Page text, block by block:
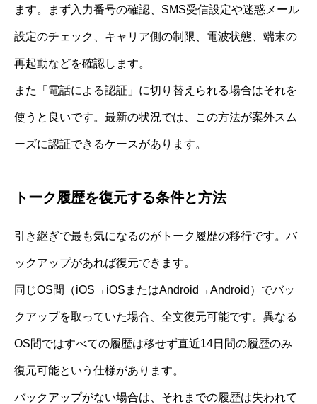
ます。まず入力番号の確認、SMS受信設定や迷惑メール
設定のチェック、キャリア側の制限、電波状態、端末の
再起動などを確認します。
また「電話による認証」に切り替えられる場合はそれを
使うと良いです。最新の状況では、この方法が案外スム
ーズに認証できるケースがあります。
トーク履歴を復元する条件と方法
引き継ぎで最も気になるのがトーク履歴の移行です。バ
ックアップがあれば復元できます。
同じOS間（iOS→iOSまたはAndroid→Android）でバッ
クアップを取っていた場合、全文復元可能です。異なる
OS間ではすべての履歴は移せず直近14日間の履歴のみ
復元可能という仕様があります。
バックアップがない場合は、それまでの履歴は失われて